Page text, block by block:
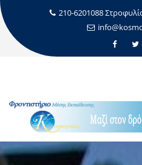
210-6201088